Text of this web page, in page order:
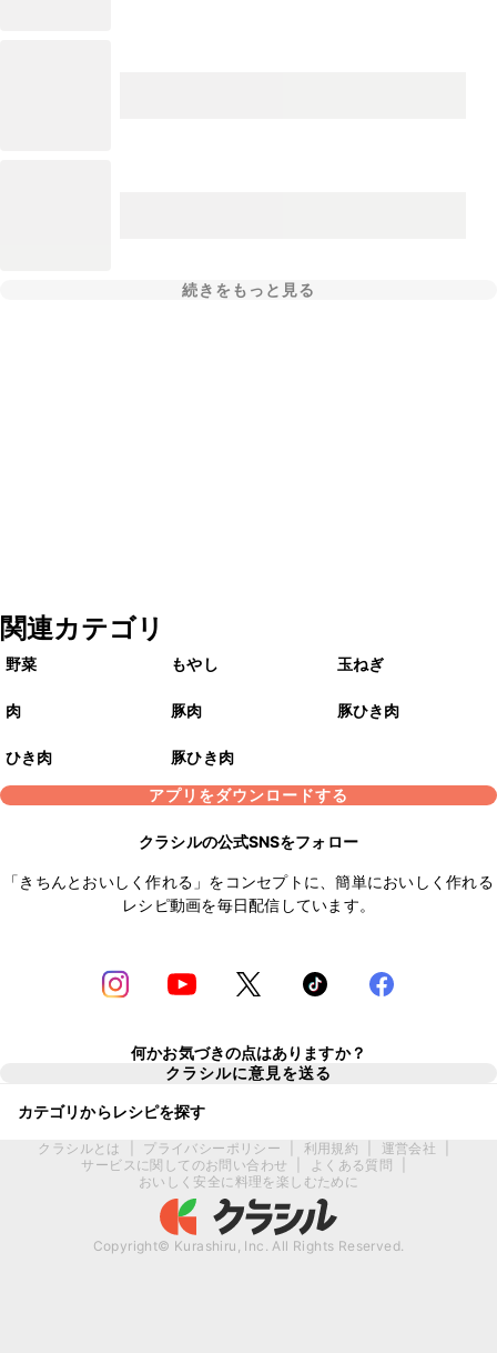
続きをもっと見る
関連カテゴリ
野菜 もやし 玉ねぎ
肉 豚肉 豚ひき肉
ひき肉
豚ひき肉
アプリをダウンロードする
クラシルの公式SNSをフォロー
「きちんとおいしく作れる」をコンセプトに、簡単においしく作れる
レシピ動画を毎日配信しています。
何かお気づきの点はありますか？
クラシルに意見を送る
カテゴリからレシピを探す
クラシルとは プライバシーポリシー 利用規約 運営会社
サービスに関してのお問い合わせ
よくある質問
おいしく安全に料理を楽しむために
Copyright© Kurashiru, Inc. All Rights Reserved.